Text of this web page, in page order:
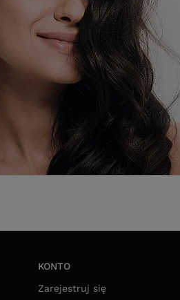
KONTO
Zarejestruj się